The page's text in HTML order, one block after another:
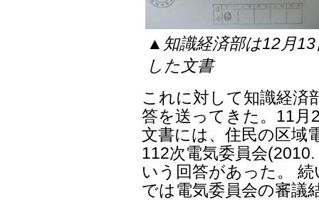
▲知識経済部は12月
した文書
これに対して知識経済
答を送ってきた。11月
文書には、住民の区域
112次電気委員会
いう回答があった。
では電気委員会の審議